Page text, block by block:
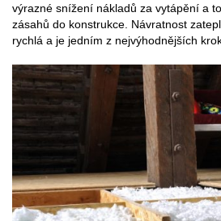
výrazné snížení nákladů za vytápění a
zásahů do konstrukce. Návratnost
rychlá a je jedním z nejvýhodnějších